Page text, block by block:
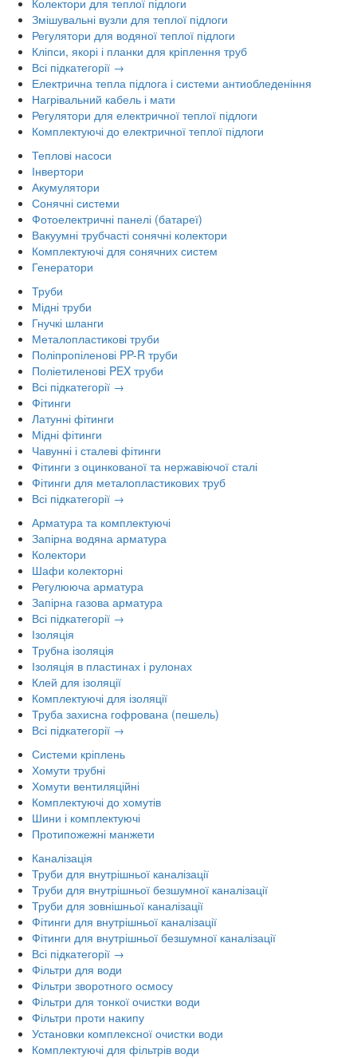
Змішувальні вузли для теплої підлоги
Регулятори для водяної теплої підлоги
Кліпси, якорі і планки для кріплення труб
Всі підкатегорії →
Електрична тепла підлога і системи антиобледеніння
Нагрівальний кабель і мати
Регулятори для електричної теплої підлоги
Комплектуючі до електричної теплої підлоги
Теплові насоси
Інвертори
Акумулятори
Сонячні системи
Фотоелектричні панелі (батареї)
Вакуумні трубчасті сонячні колектори
Комплектуючі для сонячних систем
Генератори
Труби
Мідні труби
Гнучкі шланги
Металопластикові труби
Поліпропіленові PP-R труби
Поліетиленові PEX труби
Всі підкатегорії →
Фітинги
Латунні фітинги
Мідні фітинги
Чавунні і сталеві фітинги
Фітинги з оцинкованої та нержавіючої сталі
Фітинги для металопластикових труб
Всі підкатегорії →
Арматура та комплектуючі
Запірна водяна арматура
Колектори
Шафи колекторні
Регулююча арматура
Запірна газова арматура
Всі підкатегорії →
Ізоляція
Трубна ізоляція
Ізоляція в пластинах і рулонах
Клей для ізоляції
Комплектуючі для ізоляції
Труба захисна гофрована (пешель)
Всі підкатегорії →
Системи кріплень
Хомути трубні
Хомути вентиляційні
Комплектуючі до хомутів
Шини і комплектуючі
Протипожежні манжети
Каналізація
Труби для внутрішньої каналізації
Труби для внутрішньої безшумної каналізації
Труби для зовнішньої каналізації
Фітинги для внутрішньої каналізації
Фітинги для внутрішньої безшумної каналізації
Всі підкатегорії →
Фільтри для води
Фільтри зворотного осмосу
Фільтри для тонкої очистки води
Фільтри проти накипу
Установки комплексної очистки води
Комплектуючі для фільтрів води